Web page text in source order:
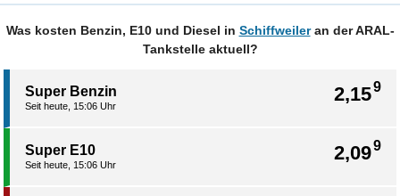
Was kosten Benzin, E10 und Diesel in Schiffweileran der ARAL-
Tankstelle aktuell?
2,159
Super Benzin
Seit heute, 15:06 Uhr
2,099
Super E10
Seit heute, 15:06 Uhr